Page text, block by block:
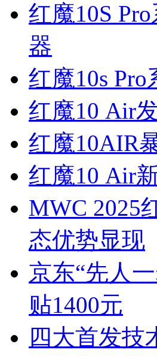
红魔10S
器
红魔10s
红魔10 Air
红魔10AIR
红魔10 Air
MWC 2025
态优势显现
京东“先人
贴1400元
四大首发技